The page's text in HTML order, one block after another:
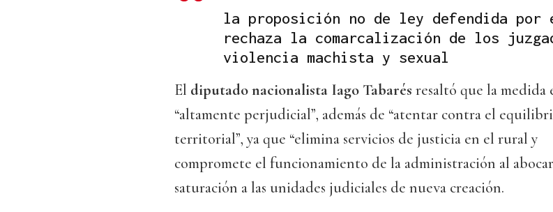
la proposición no de ley defendida por
rechaza la comarcalización de los
violencia machista y sexual
El diputado nacionalista Iago Tabarés resaltó que la medida
“altamente perjudicial”, además de “atentar contra el
territorial”, ya que “elimina servicios de justicia en el rural y
compromete el funcionamiento de la administración al
saturación a las unidades judiciales de nueva creación.